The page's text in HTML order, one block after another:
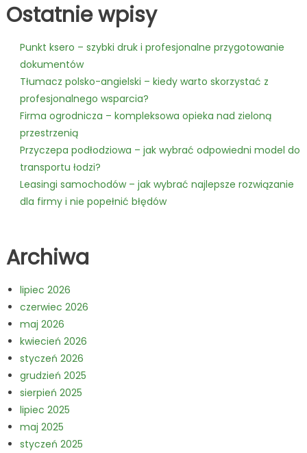
nad
Ostatnie wpisy
Punkt ksero – szybki druk i profesjonalne przygotowanie
dokumentów
Tłumacz polsko-angielski – kiedy warto skorzystać z
profesjonalnego wsparcia?
Firma ogrodnicza – kompleksowa opieka nad zieloną
przestrzenią
Przyczepa podłodziowa – jak wybrać odpowiedni model do
transportu łodzi?
Leasingi samochodów – jak wybrać najlepsze rozwiązanie
dla firmy i nie popełnić błędów
Archiwa
lipiec 2026
czerwiec 2026
maj 2026
kwiecień 2026
styczeń 2026
grudzień 2025
sierpień 2025
lipiec 2025
maj 2025
styczeń 2025